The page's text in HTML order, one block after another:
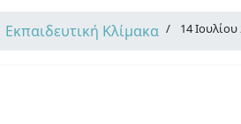
Εκπαιδευτική Κλίμακα 14 Ιουλίου